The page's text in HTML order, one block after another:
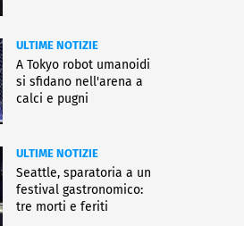
ULTIME NOTIZIE
A Tokyo robot umanoidi
si sfidano nell'arena a
calci e pugni
ULTIME NOTIZIE
Seattle, sparatoria a un
festival gastronomico:
tre morti e feriti